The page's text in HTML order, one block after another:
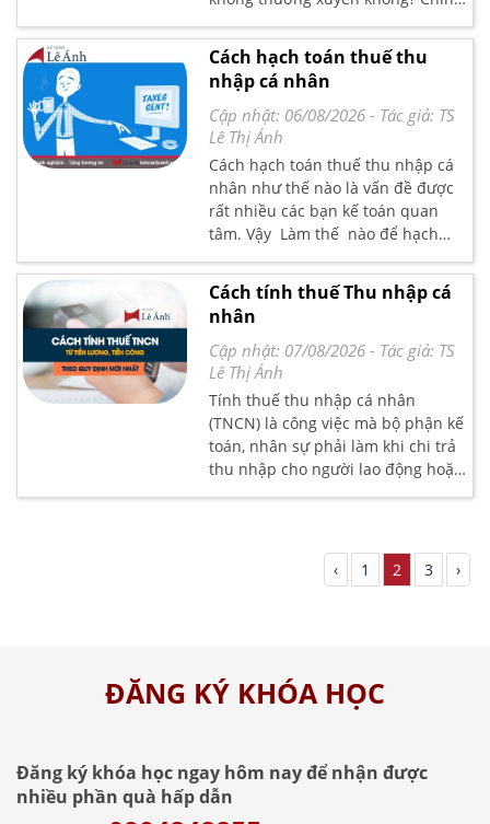
sách thuế TNCN từ trúng thưởng
như thế nào? Kế toán Lê Ánh sẽ
hướng dẫn bạn đọc vấn đề này
trong bài viết dưới đây
Cách hạch toán thuế thu
nhập cá nhân
Cập nhật: 06/08/2026 - Tác giả: TS
Lê Thị Ánh
Cách hạch toán thuế thu nhập cá
nhân như thế nào là vấn đề được
rất nhiều các bạn kế toán quan
tâm. Vậy Làm thế nào để hạch
toán thuế thu nhập cá nhân cho
đúng. Bài viết sau đâu, Kế toán Lê
Ánh sẽ giúp các bạn hiểu rõ hơn
về Cách hạch toán thuế thu nhập
cá nhân mới nhất,
Cách tính thuế Thu nhập cá
nhân
Cập nhật: 07/08/2026 - Tác giả: TS
Lê Thị Ánh
Tính thuế thu nhập cá nhân
(TNCN) là công việc mà bộ phận kế
toán, nhân sự phải làm khi chi trả
thu nhập cho người lao động hoặc
quyết toán thuế TNCN cho người
TNCN để hiểu và bảo vệ quyền lợi,
thực hiện trách nhiệm nộp thuế
hiểu nhất.
‹ 1 2 3 ›
ĐĂNG KÝ KHÓA HỌC
Đăng ký khóa học ngay hôm nay để nhận được
nhiều phần quà hấp dẫn